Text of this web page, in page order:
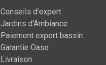
Conseils d'expert
Jardins d'Ambiance
Paiement expert bassin
Garantie Oase
Livraison